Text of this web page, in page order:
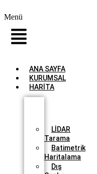
Menü
ANA SAYFA
KURUMSAL
HARİTA
LİDAR
Tarama
Batimetrik
Haritalama
Dış